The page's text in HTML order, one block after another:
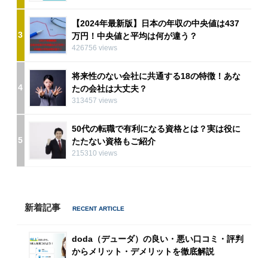
3
【2024年最新版】日本の年収の中央値は437
万円！中央値と平均は何が違う？
426756 views
4
将来性のない会社に共通する18の特徴！あな
たの会社は大丈夫？
313457 views
5
50代の転職で有利になる資格とは？実は役に
たたない資格もご紹介
215310 views
新着記事
doda（デューダ）の良い・悪い口コミ・評判
からメリット・デメリットを徹底解説